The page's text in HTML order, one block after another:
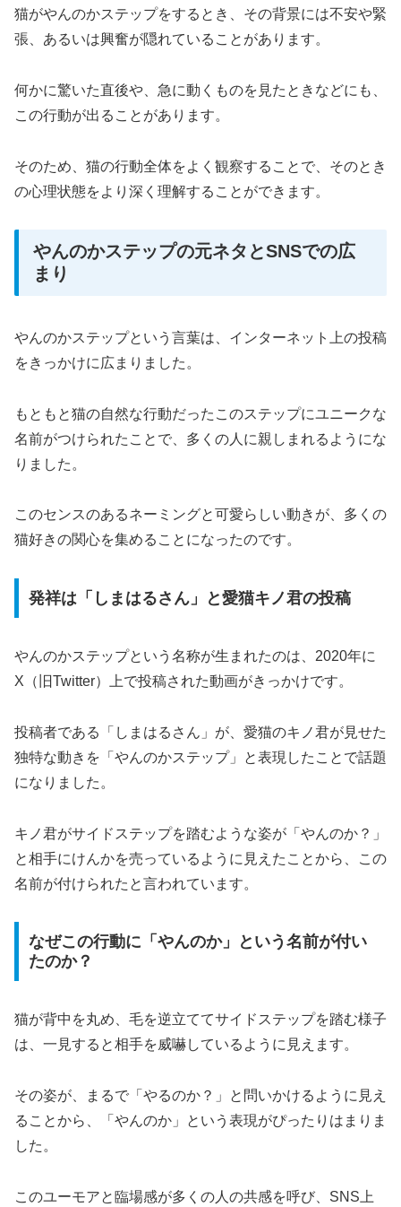
猫がやんのかステップをするとき、その背景には不安や緊
張、あるいは興奮が隠れていることがあります。
何かに驚いた直後や、急に動くものを見たときなどにも、
この行動が出ることがあります。
そのため、猫の行動全体をよく観察することで、そのとき
の心理状態をより深く理解することができます。
やんのかステップの元ネタとSNSでの広
まり
やんのかステップという言葉は、インターネット上の投稿
をきっかけに広まりました。
もともと猫の自然な行動だったこのステップにユニークな
名前がつけられたことで、多くの人に親しまれるようにな
りました。
このセンスのあるネーミングと可愛らしい動きが、多くの
猫好きの関心を集めることになったのです。
発祥は「しまはるさん」と愛猫キノ君の投稿
やんのかステップという名称が生まれたのは、2020年に
X（旧Twitter）上で投稿された動画がきっかけです。
投稿者である「しまはるさん」が、愛猫のキノ君が見せた
独特な動きを「やんのかステップ」と表現したことで話題
になりました。
キノ君がサイドステップを踏むような姿が「やんのか？」
と相手にけんかを売っているように見えたことから、この
名前が付けられたと言われています。
なぜこの行動に「やんのか」という名前が付い
たのか？
猫が背中を丸め、毛を逆立ててサイドステップを踏む様子
は、一見すると相手を威嚇しているように見えます。
その姿が、まるで「やるのか？」と問いかけるように見え
ることから、「やんのか」という表現がぴったりはまりま
した。
このユーモアと臨場感が多くの人の共感を呼び、SNS上